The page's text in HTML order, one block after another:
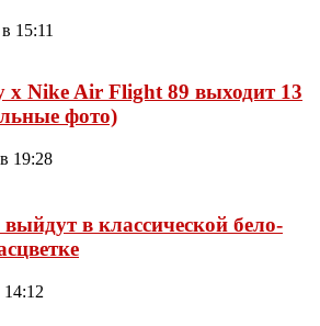
15:11
x Nike Air Flight 89 выходит 13
фото)
19:28
в классической бело-
14:12